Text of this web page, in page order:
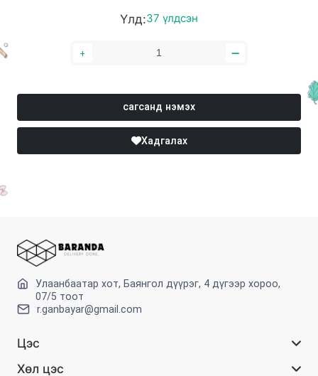
Үлд:37 үлдсэн
сагсанд нэмэх
Хадгалах
Улаанбаатар хот, Баянгол дүүрэг, 4 дүгээр хороо,
07/5 тоот
r.ganbayar@gmail.com
Цэс
Хөл цэс